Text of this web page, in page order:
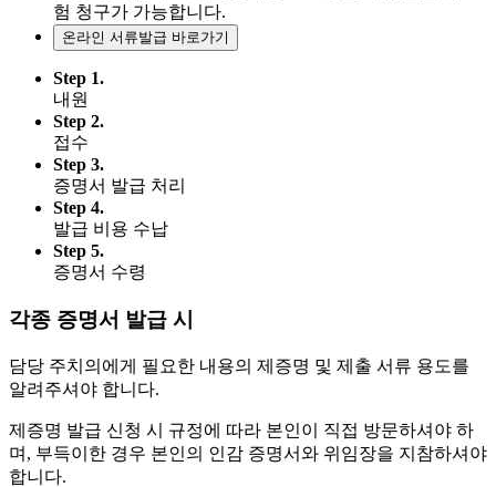
험 청구가 가능합니다.
온라인 서류발급 바로가기
Step 1.
내원
Step 2.
접수
Step 3.
증명서 발급 처리
Step 4.
발급 비용 수납
Step 5.
증명서 수령
각종 증명서 발급 시
담당 주치의에게 필요한 내용의 제증명 및 제출 서류 용도를
알려주셔야 합니다.
제증명 발급 신청 시 규정에 따라 본인이 직접 방문하셔야 하
며, 부득이한 경우 본인의 인감 증명서와 위임장을 지참하셔야
합니다.